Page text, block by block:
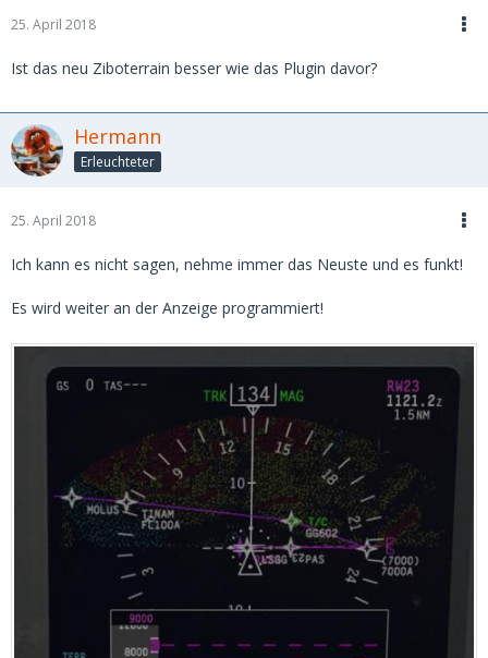
25. April 2018
Ist das neu Ziboterrain besser wie das Plugin davor?
Hermann
Erleuchteter
25. April 2018
Ich kann es nicht sagen, nehme immer das Neuste und es funkt!
Es wird weiter an der Anzeige programmiert!